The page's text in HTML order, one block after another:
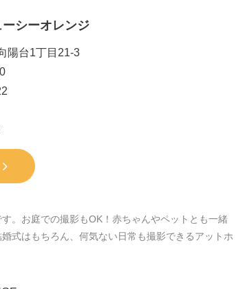
シーオレンジ
陽台1丁目21-3
。お庭での撮影もOK！赤ちゃんやペットとも一緒
式はもちろん、何気ない日常も撮影できるアットホ